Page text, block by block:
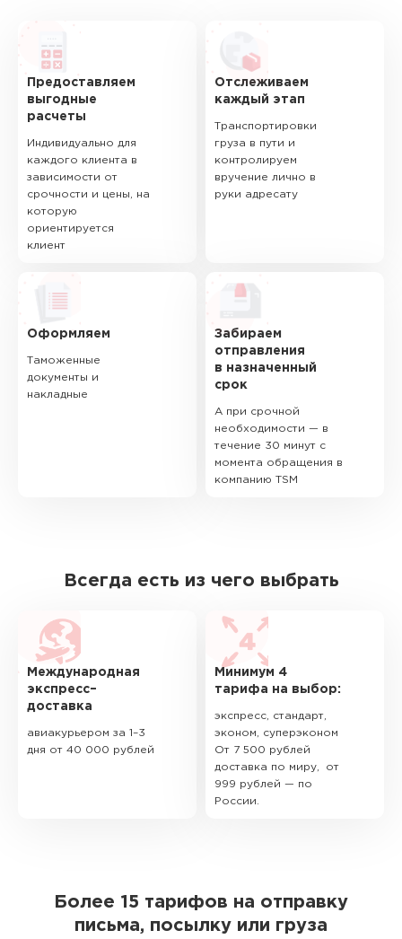
Предоставляем
выгодные
расчеты
Индивидуально для
каждого клиента в
зависимости от
срочности и цены, на
которую
ориентируется
клиент
Отслеживаем
каждый этап
Транспортировки
груза в пути и
контролируем
вручение лично в
руки адресату
Оформляем
Таможенные
документы и
накладные
Забираем
отправления
в назначенный
срок
А при срочной
необходимости — в
течение 30 минут с
момента обращения в
компанию TSM
Всегда есть из чего выбрать
Международная
экспресс–
доставка
авиакурьером за 1–3
дня от 40 000 рублей
Минимум 4
тарифа на выбор:
экспресс, стандарт,
эконом, суперэконом
От 7 500 рублей
доставка по миру, от
999 рублей — по
России.
Более 15 тарифов на отправку
письма, посылку или груза